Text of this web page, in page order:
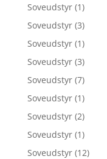
Soveudstyr (1)
Soveudstyr (3)
Soveudstyr (1)
Soveudstyr (3)
Soveudstyr (7)
Soveudstyr (1)
Soveudstyr (2)
Soveudstyr (1)
Soveudstyr (12)